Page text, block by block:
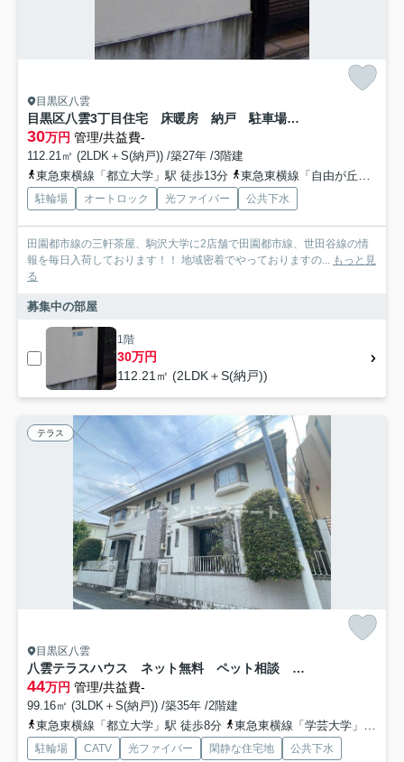
目黒区八雲
目黒区八雲3丁目住宅 床暖房 納戸 駐車場無料
30万円 管理/共益費-
112.21㎡ (2LDK＋S(納戸)) /築27年 /3階建
東急東横線「都立大学」駅 徒歩13分
東急東横線「自由が丘」駅 徒歩17分
駐輪場 オートロック 光ファイバー 公共下水
田園都市線の三軒茶屋、駒沢大学に2店舗で田園都市線、世田谷線の情
報を毎日入荷しております！！ 地域密着でやっておりますの... もっと見
る
募集中の部屋
1階
30万円
112.21㎡ (2LDK＋S(納戸))
テラス
目黒区八雲
八雲テラスハウス ネット無料 ペット相談 3方角部屋
44万円 管理/共益費-
99.16㎡ (3LDK＋S(納戸)) /築35年 /2階建
東急東横線「都立大学」駅 徒歩8分
東急東横線「学芸大学」駅 徒歩23分
駐輪場 CATV 光ファイバー 閑静な住宅地 公共下水